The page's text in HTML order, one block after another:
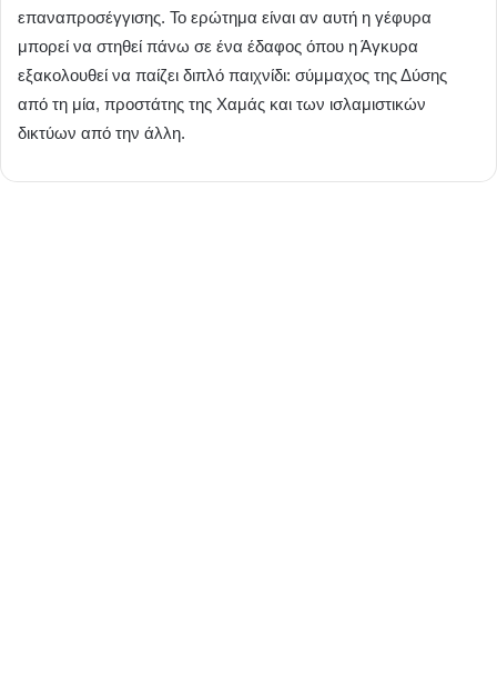
επαναπροσέγγισης. Το ερώτημα είναι αν αυτή η γέφυρα
μπορεί να στηθεί πάνω σε ένα έδαφος όπου η Άγκυρα
εξακολουθεί να παίζει διπλό παιχνίδι: σύμμαχος της Δύσης
από τη μία, προστάτης της Χαμάς και των ισλαμιστικών
δικτύων από την άλλη.